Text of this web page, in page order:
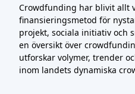
Crowdfunding har blivit allt
finansieringsmetod för
projekt, sociala initiativ och
en översikt över
utforskar volymer, trender
inom landets dynamiska